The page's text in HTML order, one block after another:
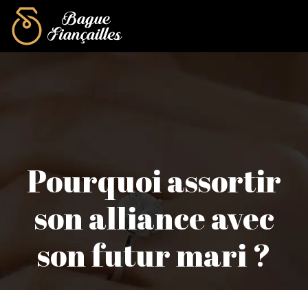
Pourquoi assortir
son alliance avec
son futur mari ?